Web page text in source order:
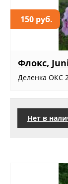
150 руб.
Флокс,
Деленка ОКС
Нет в